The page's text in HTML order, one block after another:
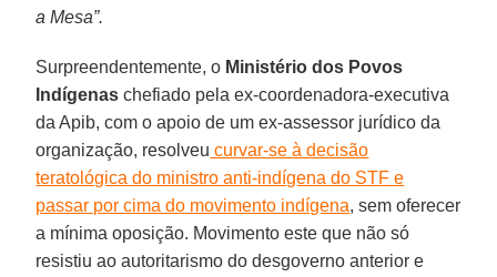
a Mesa”.
Surpreendentemente, o Ministério dos Povos
Indígenas chefiado pela ex-coordenadora-executiva
da Apib, com o apoio de um ex-assessor jurídico da
organização, resolveu curvar-se à decisão
teratológica do ministro anti-indígena do STF e
passar por cima do movimento indígena, sem oferecer
a mínima oposição. Movimento este que não só
resistiu ao autoritarismo do desgoverno anterior e